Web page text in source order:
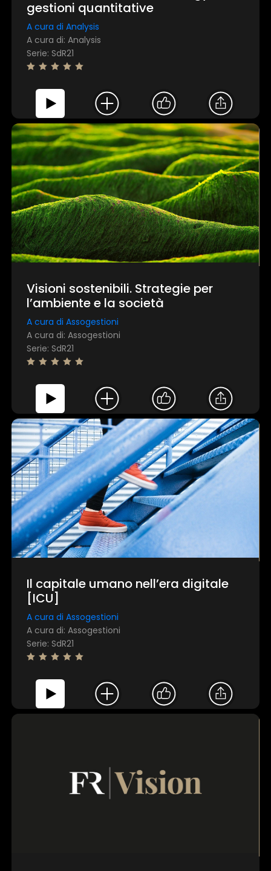
gestioni quantitative
A cura di Analysis
A cura di: Analysis
Serie: SdR21
Visioni sostenibili. Strategie per
l’ambiente e la società
A cura di Assogestioni
A cura di: Assogestioni
Serie: SdR21
Il capitale umano nell’era digitale
[ICU]
A cura di Assogestioni
A cura di: Assogestioni
Serie: SdR21